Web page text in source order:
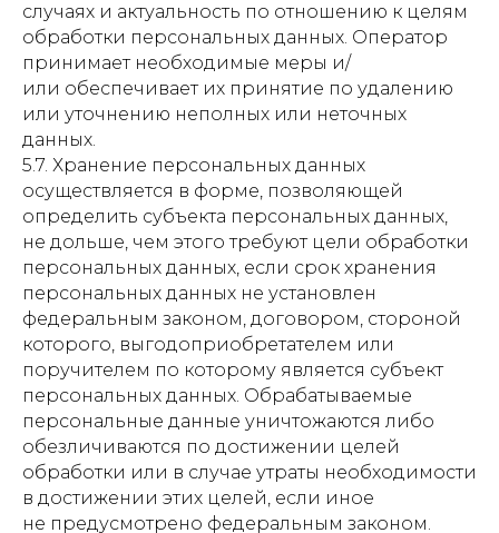
случаях и актуальность по отношению к целям
обработки персональных данных. Оператор
принимает необходимые меры и/
или обеспечивает их принятие по удалению
или уточнению неполных или неточных
данных.
5.7. Хранение персональных данных
осуществляется в форме, позволяющей
определить субъекта персональных данных,
не дольше, чем этого требуют цели обработки
персональных данных, если срок хранения
персональных данных не установлен
федеральным законом, договором, стороной
которого, выгодоприобретателем или
поручителем по которому является субъект
персональных данных. Обрабатываемые
персональные данные уничтожаются либо
обезличиваются по достижении целей
обработки или в случае утраты необходимости
в достижении этих целей, если иное
не предусмотрено федеральным законом.